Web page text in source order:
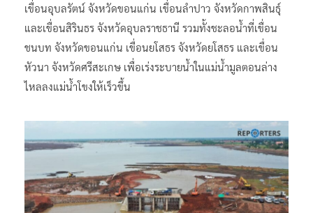
เขื่อนอุบลรัตน์ จังหวัดขอนแก่น เขื่อนลำปาว จังหวัดกาพสินธุ์
และเขื่อนสิรินธร จังหวัดอุบลราชธานี รวมทั้งชะลอน้ำที่เขื่อน
ชนบท จังหวัดขอนแก่น เขื่อนยโสธร จังหวัดยโสธร และเขื่อน
หัวนา จังหวัดศรีสะเกษ เพื่อเร่งระบายน้ำในแม่น้ำมูลตอนล่าง
ไหลลงแม่น้ำโขงให้เร็วขึ้น